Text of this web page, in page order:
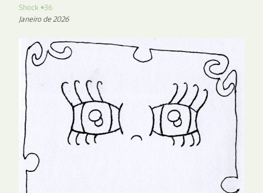
Shock #36
Janeiro de 2026